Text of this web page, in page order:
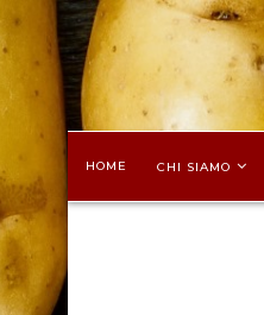
HOME CHI SIAMO